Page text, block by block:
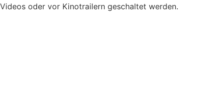
Videos oder vor Kinotrailern geschaltet werden.